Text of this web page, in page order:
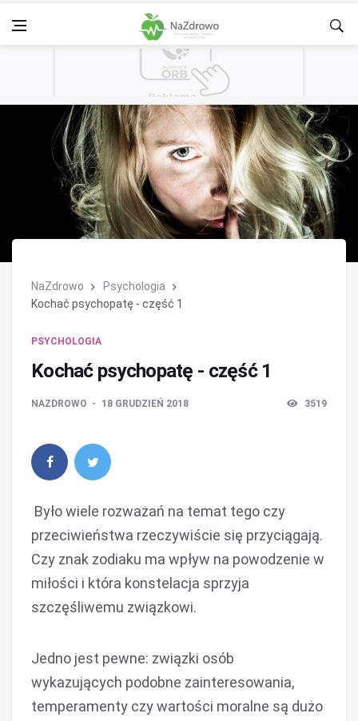
NaZdrowo
Psychologia
Kochać psychopatę - część 1
PSYCHOLOGIA
Kochać psychopatę - część 1
NAZDROWO 18 GRUDZIEŃ 2018 3519
Było wiele rozważań na temat tego czy
przeciwieństwa rzeczywiście się przyciągają.
Czy znak zodiaku ma wpływ na powodzenie w
miłości i która konstelacja sprzyja
szczęśliwemu związkowi.
Jedno jest pewne: związki osób
wykazujących podobne zainteresowania,
temperamenty czy wartości moralne są dużo